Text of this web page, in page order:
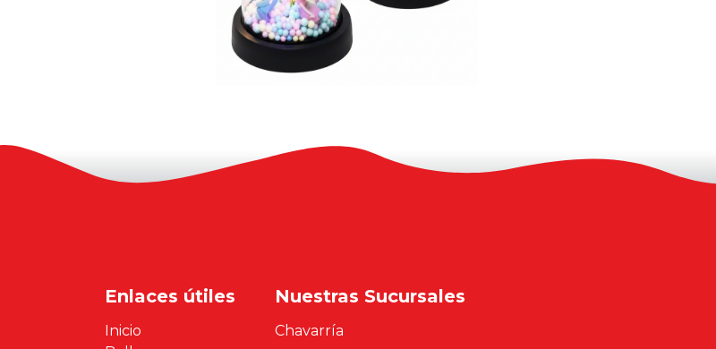
Enlaces útiles
Inicio
Nuestras Sucursales
Chavarría